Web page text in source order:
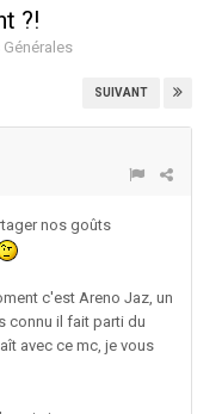
?!
SUIVANT
nos goûts
c'est Areno Jaz, un
connu il fait parti du
avec ce mc, je vous